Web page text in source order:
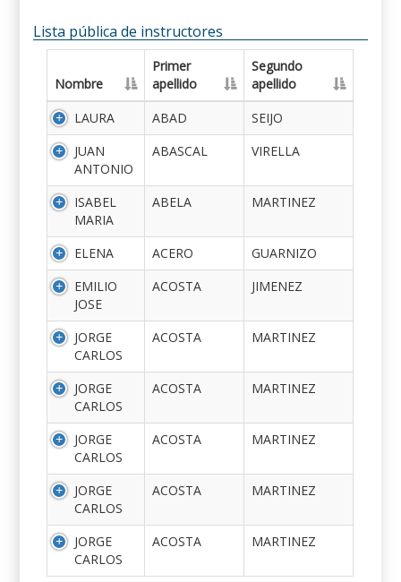
Lista pública de instructores
Nombre
Primer
apellido
Segundo
apellido
LAURA
ABAD
SEIJO
JUAN
ANTONIO
ABASCAL VIRELLA
ISABEL
MARIA
ABELA MARTINEZ
ELENA ACERO
GUARNIZO
EMILIO
JOSE
ACOSTA JIMENEZ
JORGE
CARLOS
ACOSTA MARTINEZ
JORGE
CARLOS
ACOSTA MARTINEZ
JORGE
CARLOS
ACOSTA MARTINEZ
JORGE
CARLOS
ACOSTA MARTINEZ
JORGE
CARLOS
ACOSTA MARTINEZ